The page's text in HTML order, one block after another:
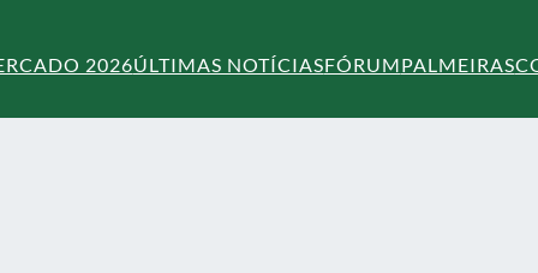
2026ÚLTIMAS NOTÍCIASFÓRUMPALMEIRAS